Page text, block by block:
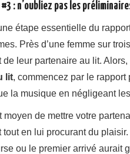
#3 : n’oubliez pas les
étape essentielle du
Près d’une femme sur
de leur partenaire au lit.
lit, commencez par le rapport
la musique en négligeant
moyen de mettre votre
en lui procurant du
ou le premier arrivé aurait